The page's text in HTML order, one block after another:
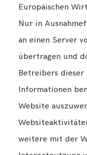
Europäischen
Nur in
an einen Server
übertragen und
Betreibers dieser
Informationen
Website
weitere mit der